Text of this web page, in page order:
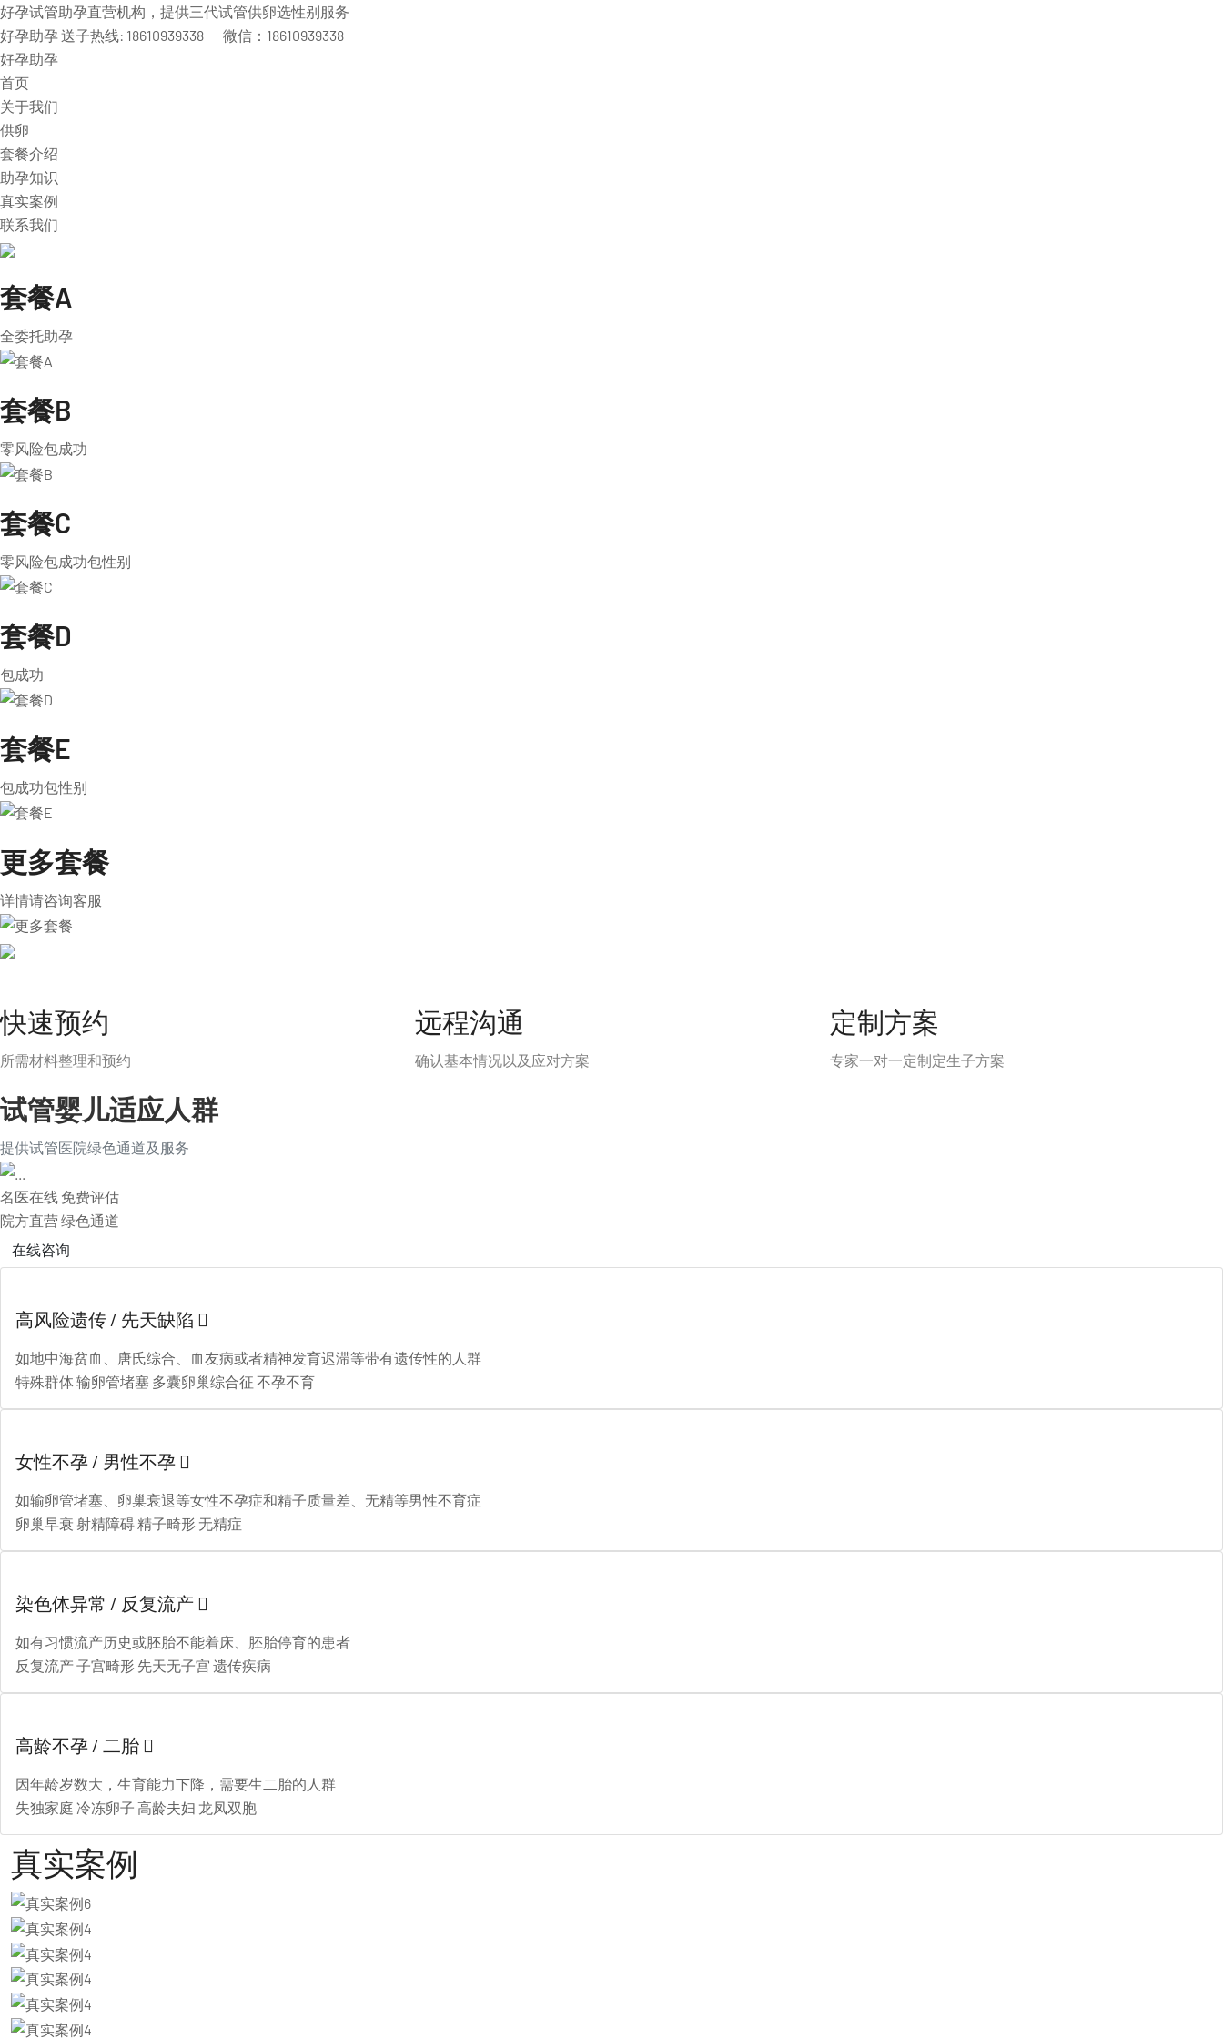
好孕试管助孕直营机构，提供三代试管供卵选性别服务
好孕助孕 送子热线: 18610939338 微信：18610939338
好孕助孕
首页
关于我们
供卵
套餐介绍
助孕知识
真实案例
联系我们
套餐A
全委托助孕
套餐B
零风险包成功
套餐C
零风险包成功包性别
套餐D
包成功
套餐E
包成功包性别
更多套餐
详情请咨询客服
快速预约
所需材料整理和预约
远程沟通
确认基本情况以及应对方案
定制方案
专家一对一定制定生子方案
试管婴儿适应人群
提供试管医院绿色通道及服务
名医在线 免费评估
院方直营绿色通道
在线咨询
高风险遗传 / 先天缺陷 
如地中海贫血、唐氏综合、血友病或者精神发育迟滞等带有遗传性的人群
特殊群体 输卵管堵塞 多囊卵巢综合征 不孕不育
女性不孕 / 男性不孕 
如输卵管堵塞、卵巢衰退等女性不孕症和精子质量差、无精等男性不育症
卵巢早衰 射精障碍 精子畸形 无精症
染色体异常 / 反复流产 
如有习惯流产历史或胚胎不能着床、胚胎停育的患者
反复流产子宫畸形 先天无子宫 遗传疾病
高龄不孕 / 二胎 
因年龄岁数大，生育能力下降，需要生二胎的人群
失独家庭 冷冻卵子 高龄夫妇 龙凤双胞
真实案例